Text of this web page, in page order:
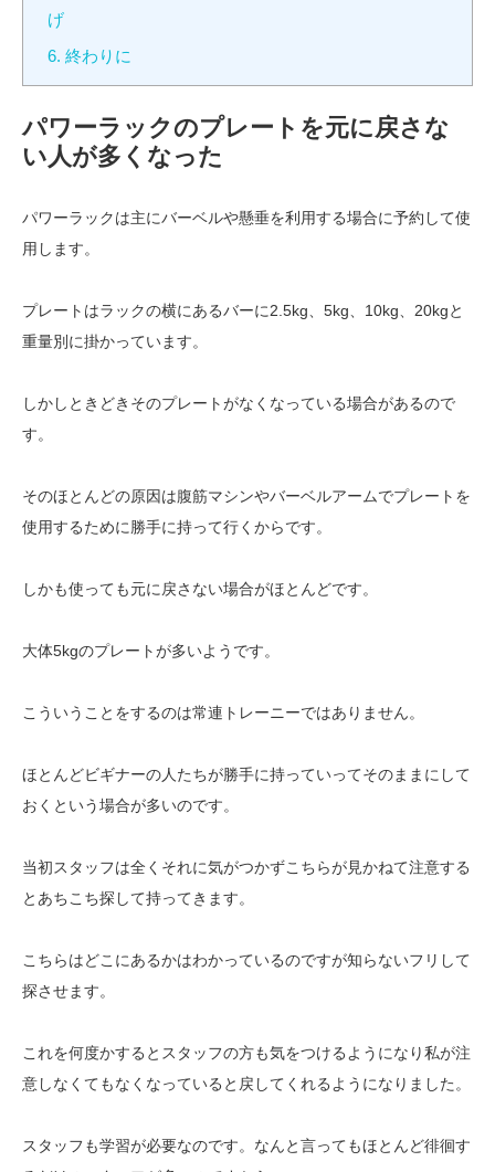
げ
6. 終わりに
パワーラックのプレートを元に戻さな
い人が多くなった
パワーラックは主にバーベルや懸垂を利用する場合に予約して使
用します。
プレートはラックの横にあるバーに2.5kg、5kg、10kg、20kgと
重量別に掛かっています。
しかしときどきそのプレートがなくなっている場合があるので
す。
そのほとんどの原因は腹筋マシンやバーベルアームでプレートを
使用するために勝手に持って行くからです。
しかも使っても元に戻さない場合がほとんどです。
大体5kgのプレートが多いようです。
こういうことをするのは常連トレーニーではありません。
ほとんどビギナーの人たちが勝手に持っていってそのままにして
おくという場合が多いのです。
当初スタッフは全くそれに気がつかずこちらが見かねて注意する
とあちこち探して持ってきます。
こちらはどこにあるかはわかっているのですが知らないフリして
探させます。
これを何度かするとスタッフの方も気をつけるようになり私が注
意しなくてもなくなっていると戻してくれるようになりました。
スタッフも学習が必要なのです。なんと言ってもほとんど徘徊す